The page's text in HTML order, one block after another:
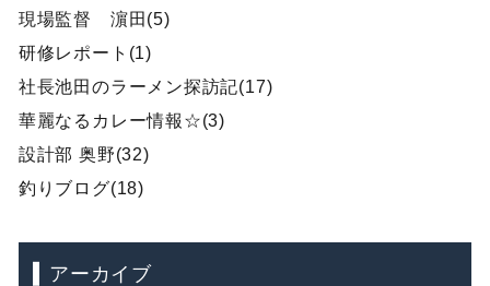
現場監督 濵田(5)
研修レポート(1)
社長池田のラーメン探訪記(17)
華麗なるカレー情報☆(3)
設計部 奥野(32)
釣りブログ(18)
アーカイブ